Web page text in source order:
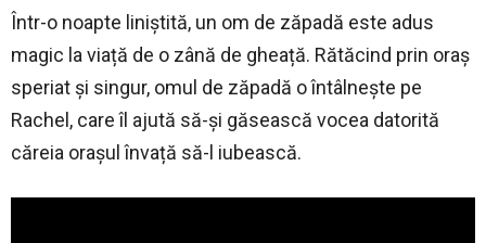
Într-o noapte liniștită, un om de zăpadă este adus
magic la viață de o zână de gheață. Rătăcind prin oraș
speriat și singur, omul de zăpadă o întâlnește pe
Rachel, care îl ajută să-și găsească vocea datorită
căreia orașul învață să-l iubească.